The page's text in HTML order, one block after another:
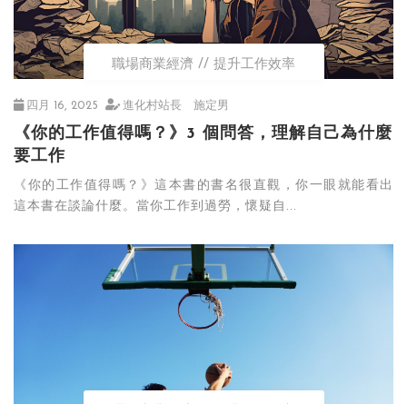
關於我們
職場商業經濟 提升工作效率
四月 16, 2025 進化村站長 施定男
《你的工作值得嗎？》3 個問答，理解自己為什麼
要工作
《你的工作值得嗎？》這本書的書名很直觀，你一眼就能看出
這本書在談論什麼。當你工作到過勞，懷疑自...